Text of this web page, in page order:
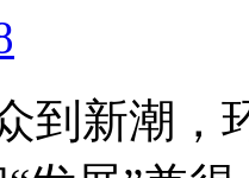
到新潮，